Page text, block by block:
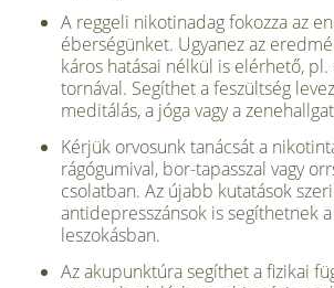
A reggeli nikotinadag fokozza az
éberségün­ket. Ugyanez az
káros hatásai nélkül is elérhető, pl.
tornával. Segíthet a feszültség
meditálás, a jóga vagy a
Kérjük orvosunk tanácsát a
rágógumival, bor-tapasszal vagy
csolatban. Az újabb kutatások
antidepresszán­sok is segíthetnek
leszokásban.
Az akupunktúra segíthet a fizi­kai